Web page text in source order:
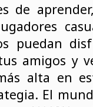
de
puedan
amigos y
alta en
El